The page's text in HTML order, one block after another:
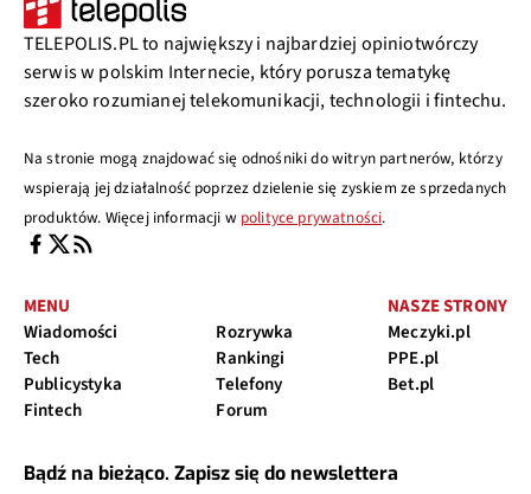
TELEPOLIS.PL to największy i najbardziej opiniotwórczy
serwis w polskim Internecie, który porusza tematykę
szeroko rozumianej telekomunikacji, technologii i fintechu.
Na stronie mogą znajdować się odnośniki do witryn partnerów, którzy
wspierają jej działalność poprzez dzielenie się zyskiem ze sprzedanych
produktów. Więcej informacji w polityce prywatności.
MENU
Wiadomości
Tech
Publicystyka
Fintech
Rozrywka
Rankingi
Telefony
Forum
NASZE STRONY
Meczyki.pl
PPE.pl
Bet.pl
Bądź na bieżąco. Zapisz się do newslettera